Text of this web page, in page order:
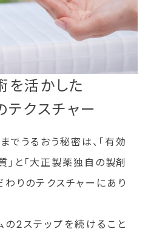
を活かした
テクスチャー
でうるおう秘密は、 「有効
と「大正製薬独自の製剤
りのテクスチャーにあり
の2ステップを続けること